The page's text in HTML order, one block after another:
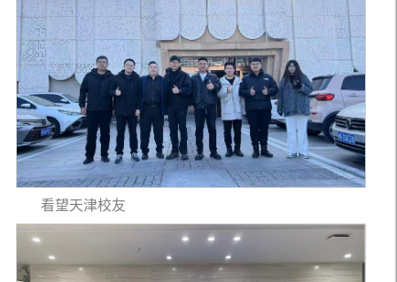
看望天津校友